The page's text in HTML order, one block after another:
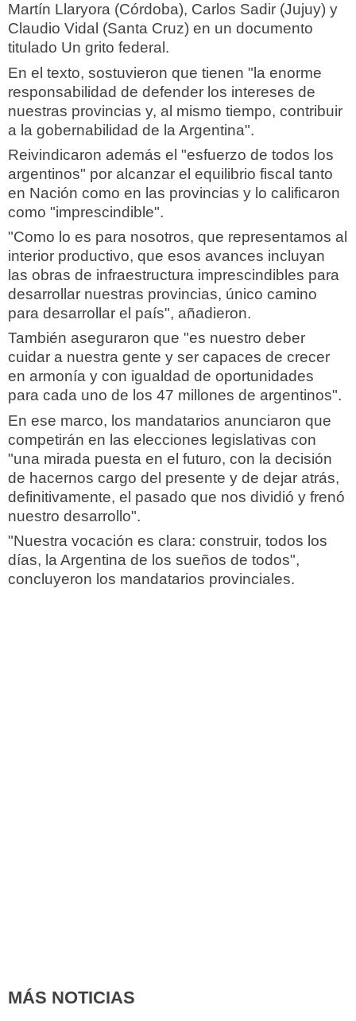
Martín Llaryora (Córdoba), Carlos Sadir (Jujuy) y
Claudio Vidal (Santa Cruz) en un documento
titulado Un grito federal.
En el texto, sostuvieron que tienen "la enorme
responsabilidad de defender los intereses de
nuestras provincias y, al mismo tiempo, contribuir
a la gobernabilidad de la Argentina".
Reivindicaron además el "esfuerzo de todos los
argentinos" por alcanzar el equilibrio fiscal tanto
en Nación como en las provincias y lo calificaron
como "imprescindible".
"Como lo es para nosotros, que representamos al
interior productivo, que esos avances incluyan
las obras de infraestructura imprescindibles para
desarrollar nuestras provincias, único camino
para desarrollar el país", añadieron.
También aseguraron que "es nuestro deber
cuidar a nuestra gente y ser capaces de crecer
en armonía y con igualdad de oportunidades
para cada uno de los 47 millones de argentinos".
En ese marco, los mandatarios anunciaron que
competirán en las elecciones legislativas con
"una mirada puesta en el futuro, con la decisión
de hacernos cargo del presente y de dejar atrás,
definitivamente, el pasado que nos dividió y frenó
nuestro desarrollo".
"Nuestra vocación es clara: construir, todos los
días, la Argentina de los sueños de todos",
concluyeron los mandatarios provinciales.
MÁS NOTICIAS